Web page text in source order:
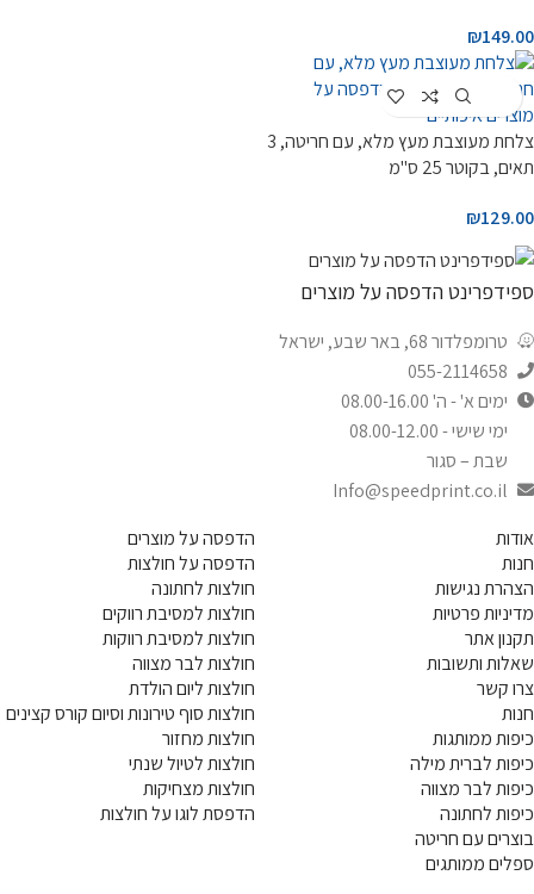
₪149.00
Customize
צלחת מעוצבת מעץ מלא, עם חריטה, 3
תאים, בקוטר 25 ס"מ
₪129.00
ספידפרינט הדפסה על מוצרים
טרומפלדור 68, באר שבע, ישראל
055-2114658
ימים א' - ה' 08.00-16.00
ימי שישי - 08.00-12.00
שבת – סגור
Info@speedprint.co.il
אודות
חנות
הצהרת נגישות
מדיניות פרטיות
תקנון אתר
שאלות ותשובות
צרו קשר
חנות
כיפות ממותגות
כיפות לברית מילה
כיפות לבר מצווה
כיפות לחתונה
בוצרים עם חריטה
ספלים ממותגים
הדפסה על מוצרים
הדפסה על חולצות
חולצות לחתונה
חולצות למסיבת רווקים
חולצות למסיבת רווקות
חולצות לבר מצווה
חולצות ליום הולדת
חולצות סוף טירונות וסיום קורס קצינים
חולצות מחזור
חולצות לטיול שנתי
חולצות מצחיקות
הדפסת לוגו על חולצות